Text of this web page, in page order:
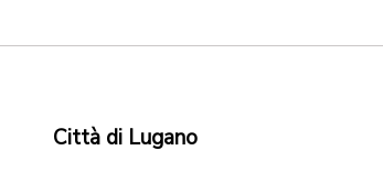
Città di Lugano